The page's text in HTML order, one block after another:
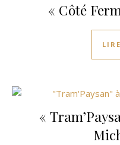
« Côté
«